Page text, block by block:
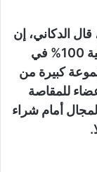
الدكاني، إن
البورصة فضلت تؤسس هذه الشركة بملكية 100% في
كبيرة من
للمقاصة
أمام شراء